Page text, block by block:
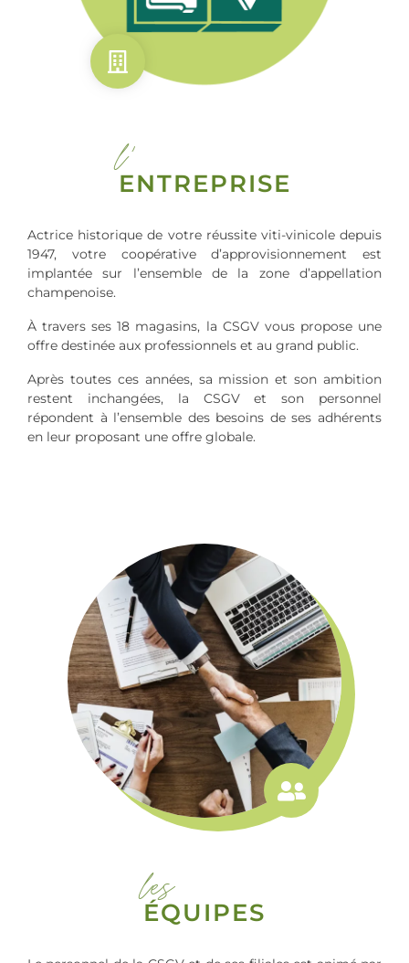
l'
ENTREPRISE
Actrice historique de votre réussite viti-vinicole depuis
1947, votre coopérative d’approvisionnement est
implantée sur l’ensemble de la zone d’appellation
champenoise.
À travers ses 18 magasins, la CSGV vous propose une
offre destinée aux professionnels et au grand public.
Après toutes ces années, sa mission et son ambition
restent inchangées, la CSGV et son personnel
répondent à l’ensemble des besoins de ses adhérents
en leur proposant une offre globale.
les
ÉQUIPES